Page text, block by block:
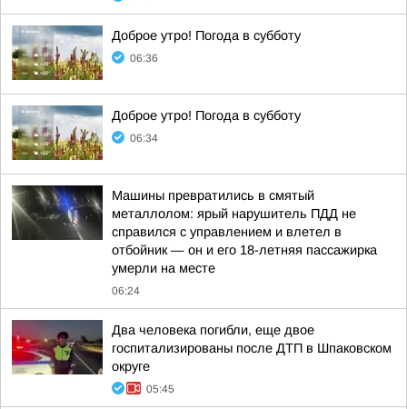
Доброе утро! Погода в субботу
06:36
Доброе утро! Погода в субботу
06:34
Машины превратились в смятый
металлолом: ярый нарушитель ПДД не
справился с управлением и влетел в
отбойник — он и его 18-летняя пассажирка
умерли на месте
06:24
Два человека погибли, еще двое
госпитализированы после ДТП в Шпаковском
округе
05:45